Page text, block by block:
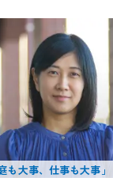
も大事、仕事も大事」